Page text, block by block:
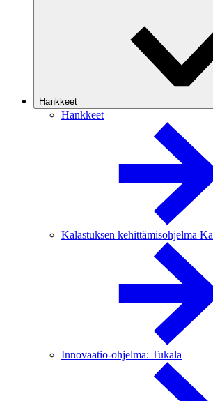
Hankkeet
Hankkeet
Kalastuksen kehittämisohjelma
Innovaatio-ohjelma: Tukala